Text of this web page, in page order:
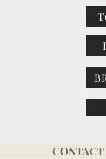
CONTACT